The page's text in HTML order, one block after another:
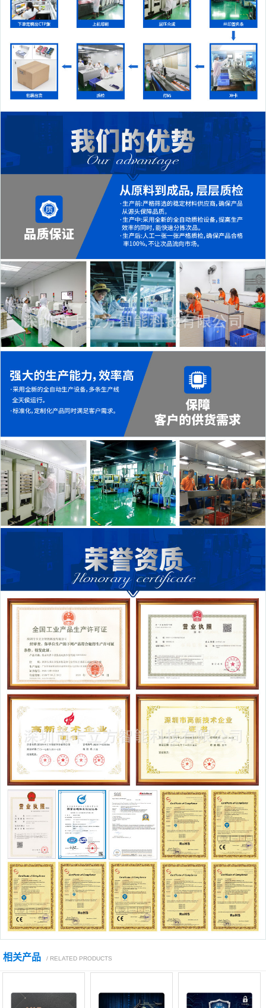
相关产品 / RELATED PRODUCTS